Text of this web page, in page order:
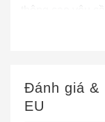
Các thiết bị
của bạn để
quả hơn. Công
Đánh giá &
EU